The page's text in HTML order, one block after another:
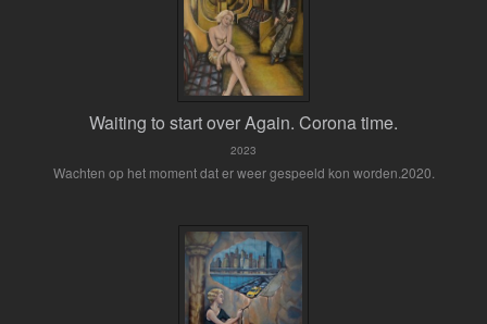
Waiting to start over Again. Corona time.
2023
Wachten op het moment dat er weer gespeeld kon worden.2020.